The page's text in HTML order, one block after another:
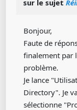
sur le sujet
Bonjour,
Faute de
finalement par
problème.
Je lance
Directory". Je
sélectionne